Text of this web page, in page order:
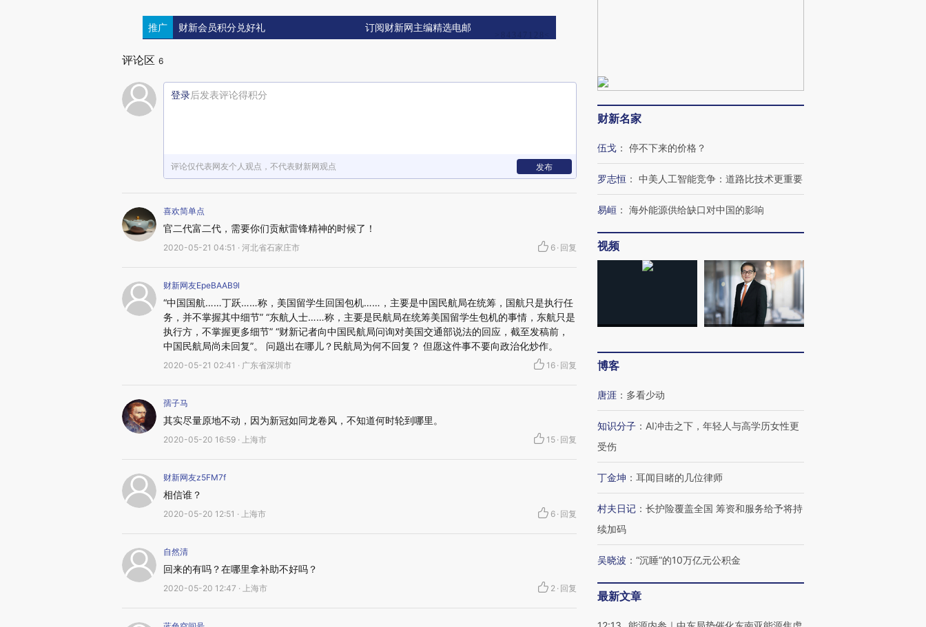
推广 财新会员积分兑好礼 订阅财新网主编精选电邮
评论区 6
登录后发表评论得积分
评论仅代表网友个人观点，不代表财新网观点 发布
喜欢简单点
官二代富二代，需要你们贡献雷锋精神的时候了！
2020-05-21 04:51 · 河北省石家庄市 6 · 回复
财新网友EpeBAAB9l
“中国国航……丁跃……称，美国留学生回国包机……，主要是中国民航局在统筹，国航只是执行任
务，并不掌握其中细节” “东航人士……称，主要是民航局在统筹美国留学生包机的事情，东航只是
执行方，不掌握更多细节” “财新记者向中国民航局问询对美国交通部说法的回应，截至发稿前，
中国民航局尚未回复”。 问题出在哪儿？民航局为何不回复？ 但愿这件事不要向政治化炒作。
2020-05-21 02:41 · 广东省深圳市 16 · 回复
孺子马
其实尽量原地不动，因为新冠如同龙卷风，不知道何时轮到哪里。
2020-05-20 16:59 · 上海市 15 · 回复
财新网友z5FM7f
相信谁？
2020-05-20 12:51 · 上海市 6 · 回复
自然清
回来的有吗？在哪里拿补助不好吗？
2020-05-20 12:47 · 上海市 2 · 回复
财新名家
伍戈 ： 停不下来的价格？
罗志恒 ： 中美人工智能竞争：道路比技术更重要
易峘 ： 海外能源供给缺口对中国的影响
视频
博客
唐涯 ： 多看少动
知识分子 ： AI冲击之下，年轻人与高学历女性更
受伤
丁金坤 ： 耳闻目睹的几位律师
村夫日记 ： 长护险覆盖全国 筹资和服务给予将持
续加码
吴晓波 ： “沉睡”的10万亿元公积金
最新文章